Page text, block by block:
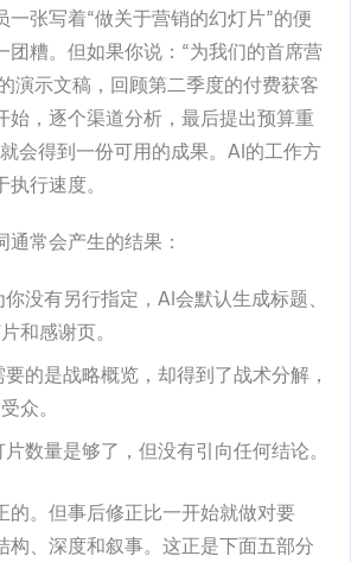
一张写着“做关于营销的幻灯片”的便
团糟。但如果你说：“为我们的首席营
演示文稿，回顾第二季度的付费获客
始，逐个渠道分析，最后提出预算重
会得到一份可用的成果。AI的工作方
行速度。
常会产生的结果：
你没有另行指定，AI会默认生成标题、
和感谢页。
要的是战略概览，却得到了战术分解，
众。
片数量是够了，但没有引向任何结论。
的。但事后修正比一开始就做对要
构、深度和叙事。这正是下面五部分